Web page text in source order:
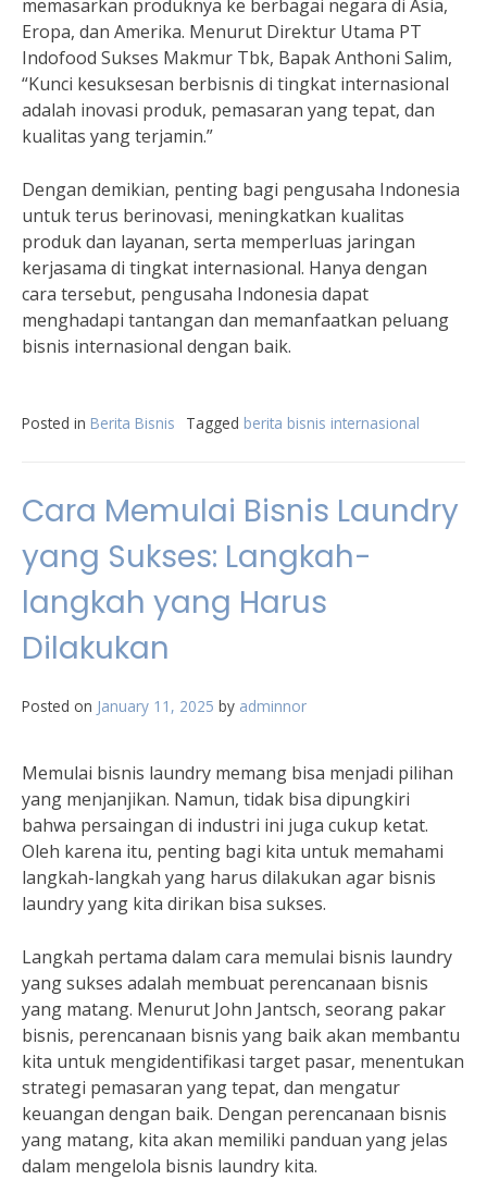
memasarkan produknya ke berbagai negara di Asia,
Eropa, dan Amerika. Menurut Direktur Utama PT
Indofood Sukses Makmur Tbk, Bapak Anthoni Salim,
“Kunci kesuksesan berbisnis di tingkat internasional
adalah inovasi produk, pemasaran yang tepat, dan
kualitas yang terjamin.”
Dengan demikian, penting bagi pengusaha Indonesia
untuk terus berinovasi, meningkatkan kualitas
produk dan layanan, serta memperluas jaringan
kerjasama di tingkat internasional. Hanya dengan
cara tersebut, pengusaha Indonesia dapat
menghadapi tantangan dan memanfaatkan peluang
bisnis internasional dengan baik.
Posted in Berita Bisnis Tagged berita bisnis internasional
Cara Memulai Bisnis Laundry
yang Sukses: Langkah-
langkah yang Harus
Dilakukan
Posted on January 11, 2025 by adminnor
Memulai bisnis laundry memang bisa menjadi pilihan
yang menjanjikan. Namun, tidak bisa dipungkiri
bahwa persaingan di industri ini juga cukup ketat.
Oleh karena itu, penting bagi kita untuk memahami
langkah-langkah yang harus dilakukan agar bisnis
laundry yang kita dirikan bisa sukses.
Langkah pertama dalam cara memulai bisnis laundry
yang sukses adalah membuat perencanaan bisnis
yang matang. Menurut John Jantsch, seorang pakar
bisnis, perencanaan bisnis yang baik akan membantu
kita untuk mengidentifikasi target pasar, menentukan
strategi pemasaran yang tepat, dan mengatur
keuangan dengan baik. Dengan perencanaan bisnis
yang matang, kita akan memiliki panduan yang jelas
dalam mengelola bisnis laundry kita.